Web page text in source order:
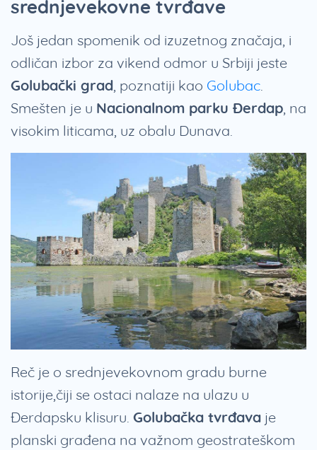
srednjevekovne tvrđave
Još jedan spomenik od izuzetnog značaja, i
odličan izbor za vikend odmor u Srbiji jeste
Golubački grad , poznatiji kao Golubac
Smešten je u Nacionalnom parku Đerdap , na
visokim liticama, uz obalu Dunava.
Reč je o srednjevekovnom gradu burne
istorije,čiji se ostaci nalaze na ulazu u
Đerdapsku klisuru. Golubačka tvrđava je
planski građena na važnom geostrateškom